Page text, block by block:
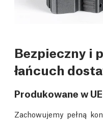
Bezpieczny i
łańcuch
Produkowane w
Zachowujemy pełną